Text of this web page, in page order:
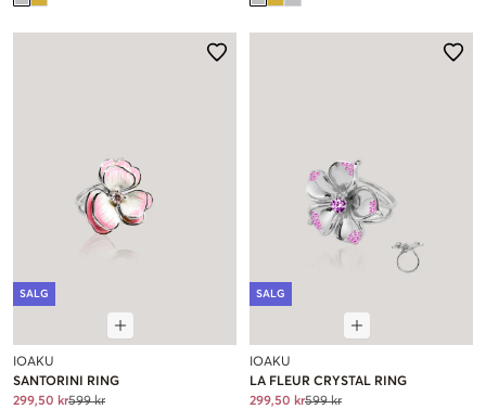
SALG
IOAKU
SANTORINI RING
299,50 kr599 kr
SALG
IOAKU
LA FLEUR CRYSTAL RING
299,50 kr599 kr